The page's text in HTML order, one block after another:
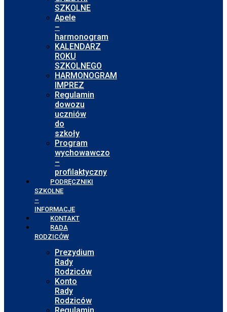
SZKOLNE
Apele
–
harmonogram
KALENDARZ
ROKU
SZKOLNEGO
HARMONOGRAM
IMPREZ
Regulamin
dowozu
uczniów
do
szkoły
Program
wychowawczo
–
profilaktyczny
PODRĘCZNIKI
SZKOLNE
–
INFORMACJE
KONTAKT
RADA
RODZICÓW
Prezydium
Rady
Rodziców
Konto
Rady
Rodziców